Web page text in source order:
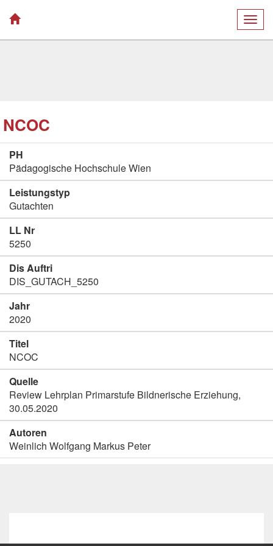
NCOC
PH
Pädagogische Hochschule Wien
Leistungstyp
Gutachten
LL Nr
5250
Dis Auftri
DIS_GUTACH_5250
Jahr
2020
Titel
NCOC
Quelle
Review Lehrplan Primarstufe Bildnerische Erziehung,
30.05.2020
Autoren
Weinlich Wolfgang Markus Peter